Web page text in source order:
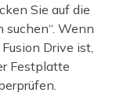
Sie auf die
Wenn
Drive ist,
Festplatte